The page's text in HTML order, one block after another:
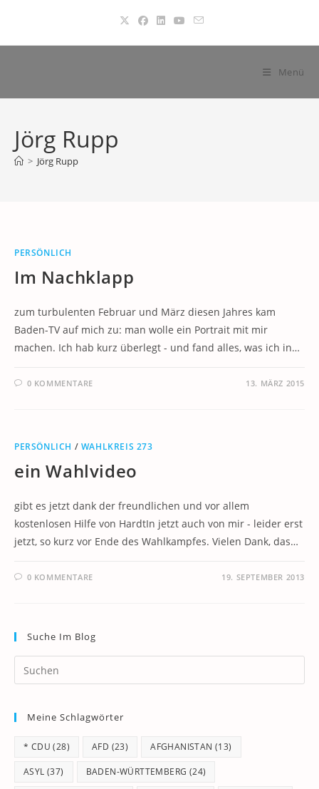
springen
Menü
Jörg Rupp
> Jörg Rupp
PERSÖNLICH
Im Nachklapp
zum turbulenten Februar und März diesen Jahres kam
Baden-TV auf mich zu: man wolle ein Portrait mit mir
machen. Ich hab kurz überlegt - und fand alles, was ich in…
0 KOMMENTARE 13. MÄRZ 2015
PERSÖNLICH / WAHLKREIS 273
ein Wahlvideo
gibt es jetzt dank der freundlichen und vor allem
kostenlosen Hilfe von HardtIn jetzt auch von mir - leider erst
jetzt, so kurz vor Ende des Wahlkampfes. Vielen Dank, das…
0 KOMMENTARE 19. SEPTEMBER 2013
Suche Im Blog
Meine Schlagwörter
* CDU (28) AFD (23) AFGHANISTAN (13)
ASYL (37) BADEN-WÜRTTEMBERG (24)